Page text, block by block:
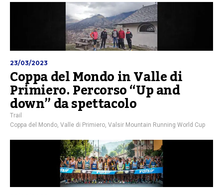
23/03/2023
Coppa del Mondo in Valle di
Primiero. Percorso “Up and
down” da spettacolo
Trail
Coppa del Mondo Valle di Primiero Valsir Mountain Running World Cup